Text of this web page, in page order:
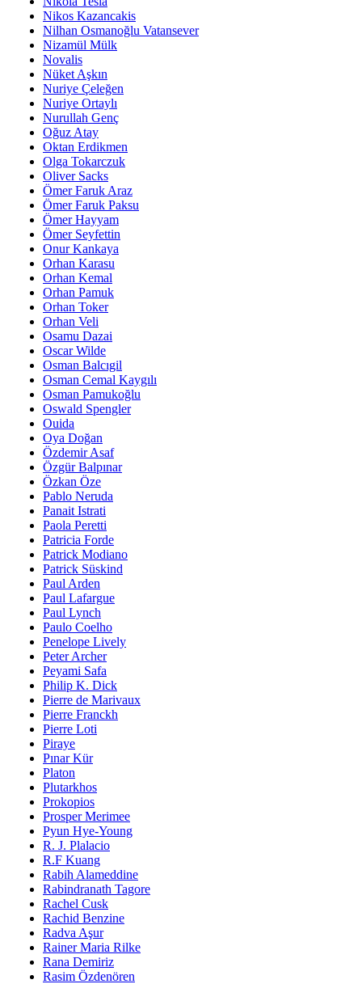
Nikos Kazancakis
Nilhan Osmanoğlu Vatansever
Nizamül Mülk
Novalis
Nüket Aşkın
Nuriye Çeleğen
Nuriye Ortaylı
Nurullah Genç
Oğuz Atay
Oktan Erdikmen
Olga Tokarczuk
Oliver Sacks
Ömer Faruk Araz
Ömer Faruk Paksu
Ömer Hayyam
Ömer Seyfettin
Onur Kankaya
Orhan Karasu
Orhan Kemal
Orhan Pamuk
Orhan Toker
Orhan Veli
Osamu Dazai
Oscar Wilde
Osman Balcıgil
Osman Cemal Kaygılı
Osman Pamukoğlu
Oswald Spengler
Ouida
Oya Doğan
Özdemir Asaf
Özgür Balpınar
Özkan Öze
Pablo Neruda
Panait Istrati
Paola Peretti
Patricia Forde
Patrick Modiano
Patrick Süskind
Paul Arden
Paul Lafargue
Paul Lynch
Paulo Coelho
Penelope Lively
Peter Archer
Peyami Safa
Philip K. Dick
Pierre de Marivaux
Pierre Franckh
Pierre Loti
Piraye
Pınar Kür
Platon
Plutarkhos
Prokopios
Prosper Merimee
Pyun Hye-Young
R. J. Plalacio
R.F Kuang
Rabih Alameddine
Rabindranath Tagore
Rachel Cusk
Rachid Benzine
Radva Aşur
Rainer Maria Rilke
Rana Demiriz
Rasim Özdenören